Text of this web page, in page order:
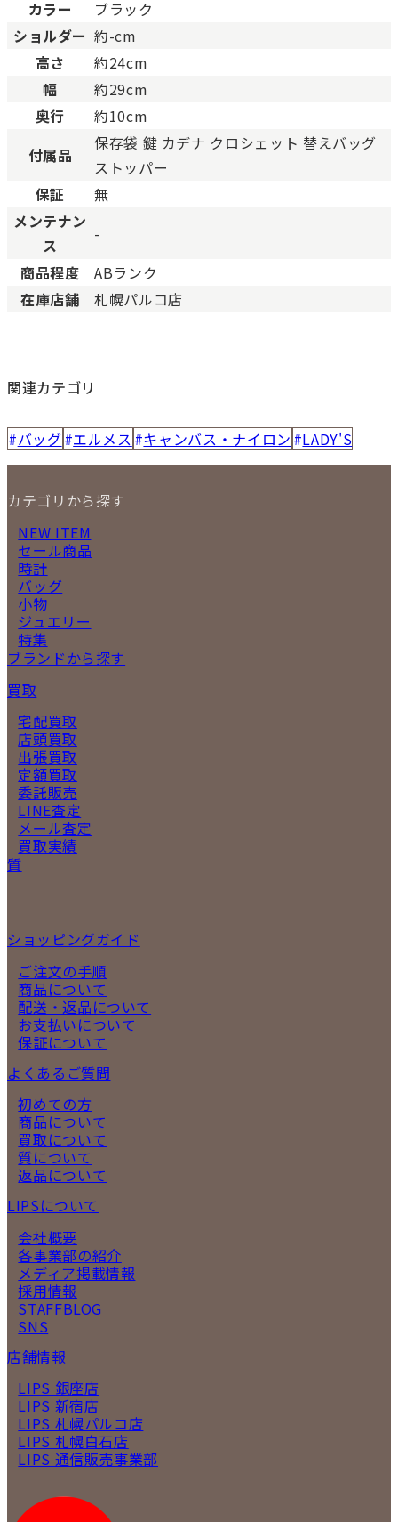
カラー
ブラック
ショルダー 約-cm
高さ
約24cm
幅
約29cm
奥行
約10cm
付属品
保存袋 鍵 カデナ クロシェット 替えバッグ
ストッパー
保証
無
メンテナン
ス
-
商品程度
ABランク
在庫店舗
札幌パルコ店
関連カテゴリ
バッグ エルメス キャンバス・ナイロン LADY'S
カテゴリから探す
NEW ITEM
セール商品
時計
バッグ
小物
ジュエリー
特集
ブランドから探す
買取
宅配買取
店頭買取
出張買取
定額買取
委託販売
LINE査定
メール査定
買取実績
質
ショッピングガイド
ご注文の手順
商品について
配送・返品について
お支払いについて
保証について
よくあるご質問
初めての方
商品について
買取について
質について
返品について
LIPSについて
会社概要
各事業部の紹介
メディア掲載情報
採用情報
STAFFBLOG
SNS
店舗情報
LIPS 銀座店
LIPS 新宿店
LIPS 札幌パルコ店
LIPS 札幌白石店
LIPS 通信販売事業部